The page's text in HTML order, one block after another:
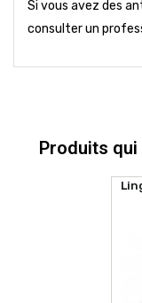
Si vous avez des
consulter un
Produits